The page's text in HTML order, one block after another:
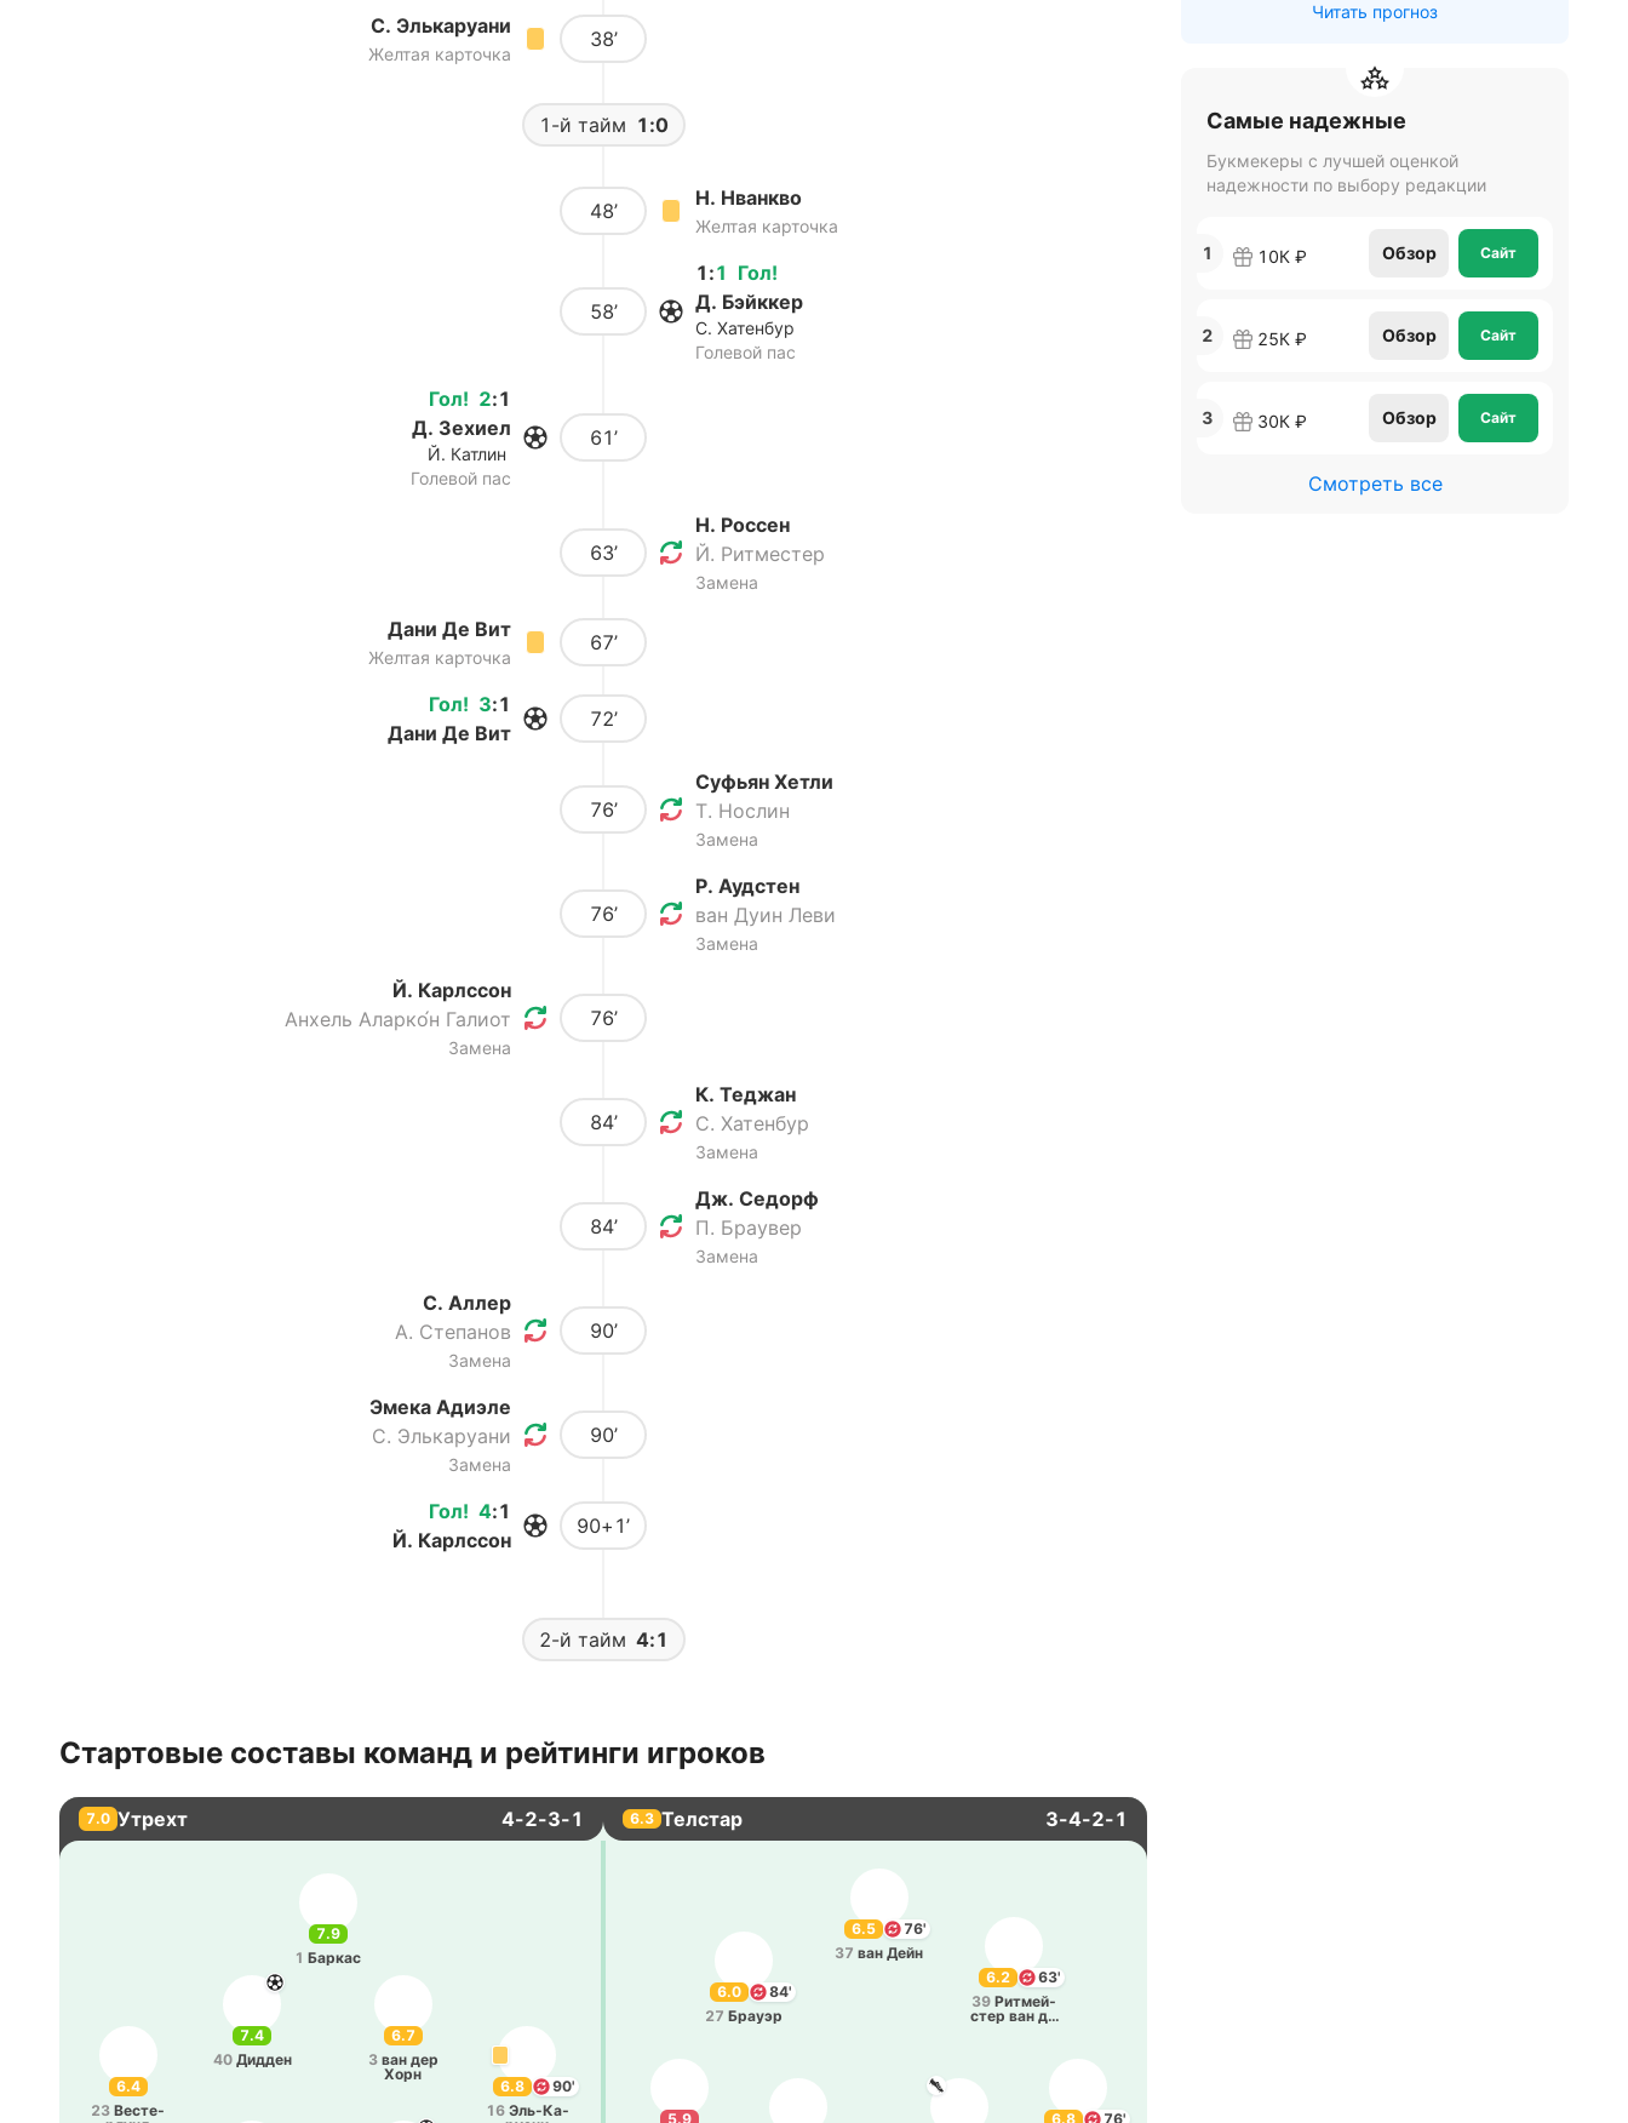
С. Элькаруани
Желтая карточка
38’
1-й тайм 1:0
48’
Н. Нванкво
Желтая карточка
58’
Гол!
1 :1
Д. Бэйккер
С. Хатенбур
Голевой пас
Гол! 2:1
Д. Зехиел
Й. Катлин
Голевой пас
61’
63’
Н. Россен
Й. Ритместер
Замена
Дани Де Вит
Желтая карточка
67’
Гол! 3:1
Дани Де Вит
72’
76’
Суфьян Хетли
Т. Нослин
Замена
76’
Р. Аудстен
ван Дуин Леви
Замена
Й. Карлссон
Анхель Аларко́н Галиот
Замена
76’
84’
К. Теджан
С. Хатенбур
Замена
84’
Дж. Седорф
П. Браувер
Замена
С. Аллер
А. Степанов
Замена
90’
Эмека Адиэле
С. Элькаруани
Замена
90’
Гол! 4:1
Й. Карлссон
90+1’
2-й тайм 4:1
Стартовые составы команд и рейтинги игроков
7.0 Утрехт 4-2-3-1 6.3 Телстар 3-4-2-1
7.9
1 Баркас
6.8
90'
16 Эль-Ка­
6.4
23 Ве­сте­
6.7
3 ван дер
Хорн
7.4
40 Дидден
6.2
63'
39 Ри­тмей­
стер ван де
5.9
6.0
84'
27 Брауэр
6.8 76'
6.5
76'
37 ван Дейн
Читать прогноз
Самые надежные
Букмекеры с лучшей оценкой
надежности по выбору редакции
1 10К ₽ Обзор Сайт
2 25К ₽ Обзор Сайт
3 30К ₽ Обзор Сайт
Смотреть все